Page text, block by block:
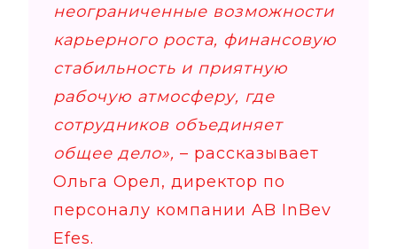
неограниченные возможности
карьерного роста, финансовую
стабильность и приятную
рабочую атмосферу, где
сотрудников объединяет
общее дело», – рассказывает
Ольга Орел, директор по
персоналу компании AB InBev
Efes.